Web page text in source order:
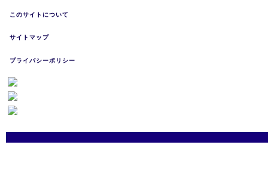
このサイトについて
サイトマップ
プライバシーポリシー